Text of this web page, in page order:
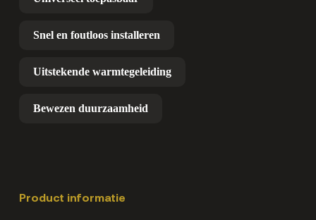
Snel en foutloos installeren
Uitstekende warmtegeleiding
Bewezen duurzaamheid
Product informatie